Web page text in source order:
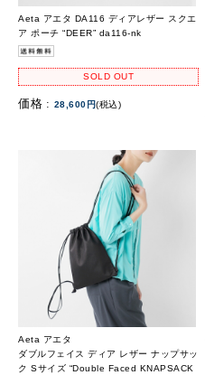
Aeta アエタ DA116 ディアレザー スクエ
ア ポーチ “DEER” da116-nk
SOLD OUT
価格 : 28,600円(税込)
Aeta アエタ
ダブルフェイス ディア レザー ナップサッ
ク Sサイズ “Double Faced KNAPSACK